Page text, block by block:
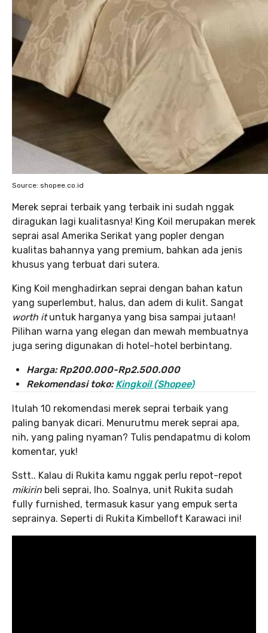
Source: shopee.co.id
Merek seprai terbaik yang terbaik ini sudah nggak
diragukan lagi kualitasnya! King Koil merupakan merek
seprai asal Amerika Serikat yang popler dengan
kualitas bahannya yang premium, bahkan ada jenis
khusus yang terbuat dari sutera.
King Koil menghadirkan seprai dengan bahan katun
yang superlembut, halus, dan adem di kulit. Sangat
worth ituntuk harganya yang bisa sampai jutaan!
Pilihan warna yang elegan dan mewah membuatnya
juga sering digunakan di hotel-hotel berbintang.
Harga: Rp200.000-Rp2.500.000
Rekomendasi toko:Kingkoil (Shopee)
Itulah 10 rekomendasi merek seprai terbaik yang
paling banyak dicari. Menurutmu merek seprai apa,
nih, yang paling nyaman? Tulis pendapatmu di kolom
komentar, yuk!
Sstt.. Kalau di Rukita kamu nggak perlu repot-repot
mikirin beli seprai, lho. Soalnya, unit Rukita sudah
fully furnished, termasuk kasur yang empuk serta
seprainya. Seperti di Rukita Kimbelloft Karawaci ini!